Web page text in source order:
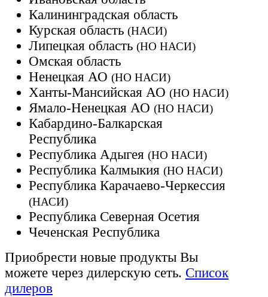
Калининградская область
Курская область (НАСИ)
Липецкая область (НО НАСИ)
Омская область
Ненецкая АО (НО НАСИ)
Ханты-Мансийская АО (НО НАСИ)
Ямало-Ненецкая АО (НО НАСИ)
Кабардино-Балкарская
Республика
Республика Адыгея (НО НАСИ)
Республика Калмыкия (НО НАСИ)
Республика Карачаево-Черкессия
(НАСИ)
Республика Северная Осетия
Чеченская Республика
Приобрести новые продукты Вы
можете через дилерскую сеть. Список
дилеров